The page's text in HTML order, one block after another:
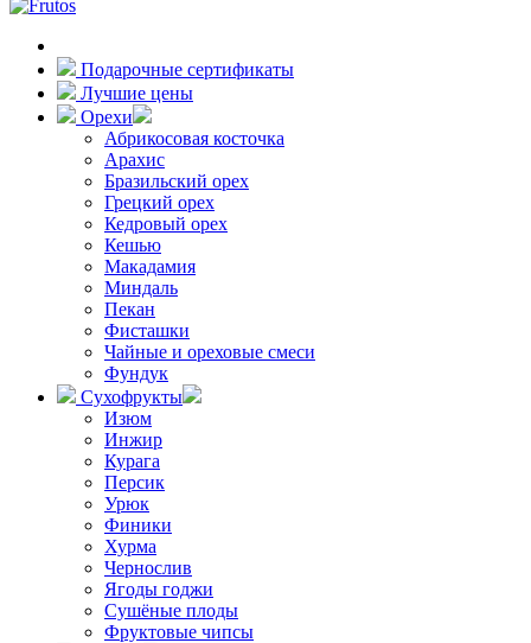
Подарочные сертификаты
Лучшие цены
Орехи
Абрикосовая косточка
Арахис
Бразильский орех
Грецкий орех
Кедровый орех
Кешью
Макадамия
Миндаль
Пекан
Фисташки
Чайные и ореховые смеси
Фундук
Сухофрукты
Изюм
Инжир
Курага
Персик
Урюк
Финики
Хурма
Чернослив
Ягоды годжи
Сушёные плоды
Фруктовые чипсы